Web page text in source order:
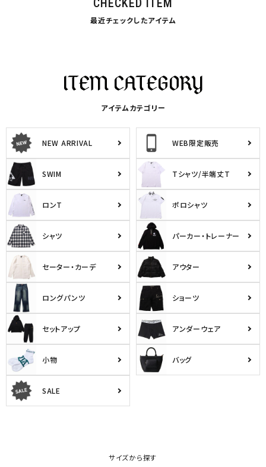
CHECKED ITEM
最近チェックしたアイテム
アイテムカテゴリー
NEW ARRIVAL WEB限定販売
SWIM Tシャツ/半端丈T
ロンT ポロシャツ
シャツ パーカー・トレーナー
セーター・カーデ アウター
ロングパンツ ショーツ
セットアップ アンダーウェア
小物 バッグ
SALE
サイズから探す